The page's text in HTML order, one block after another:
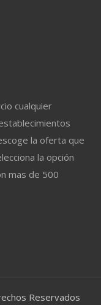
cualquier
la oferta que
la opción
mas de 500
Reservados